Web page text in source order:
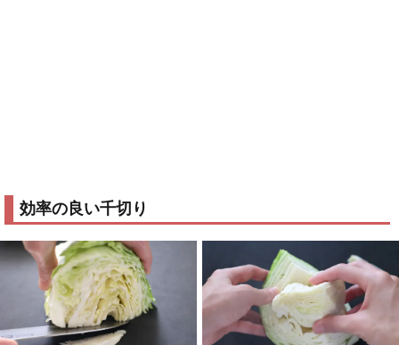
効率の良い千切り